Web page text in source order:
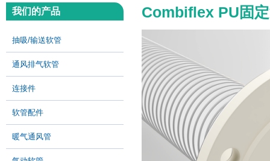
Combiflex PU固
我们的产品
抽吸/输送软管
通风排气软管
连接件
软管配件
暖气通风管